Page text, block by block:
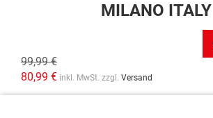
MILANO ITALY
99,99 €
80,99 € inkl. MwSt. zzgl. Versand
IMPRESSUM